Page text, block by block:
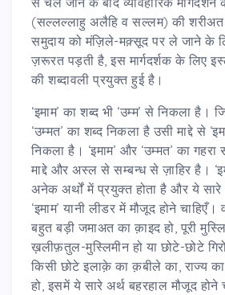
(सल्लल्लाहु अलैहि व सल्लम) की शरीअत
समुदाय को मंज़िले-मक़्सूद पर ले जाने के
ज़रूरत पड़ती है, इस मार्गदर्शक के लिए
की शब्दावली प्रयुक्त हुई है।
‘इमाम’ का शब्द भी ‘उम्म’ से निकला है।
‘उम्मत’ का शब्द निकला है उसी माद्दे से
निकला है। ‘इमाम’ और ‘उम्मत’ का
माद्दे और अस्ल से सम्बन्ध से ज़ाहिर है।
अनेक अर्थों में प्रयुक्त होता है और ये
‘इमाम’ यानी लीडर में मौजूद होने
बहुत बड़ी जमाअत का क़ाइद हो, पूरी
ख़लीफ़तुल-मुस्लिमीन हो या छोटे-छोटे
किसी छोटे इलाक़े का क़बीले का, राज्य
हो, इसमें ये सारे अर्थ बहरहाल मौजूद होने